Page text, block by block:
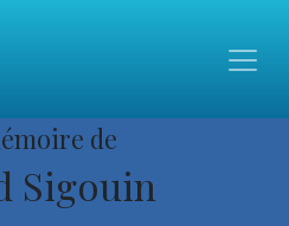
de
Sigouin